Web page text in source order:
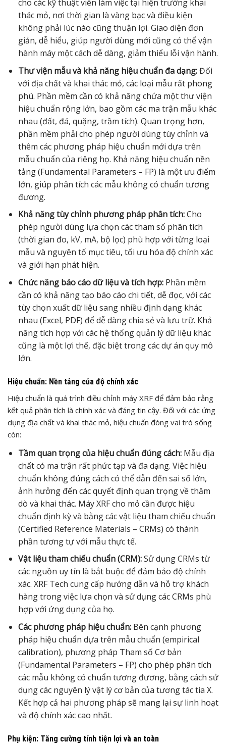
cho các kỹ thuật viên làm việc tại hiện trường khai
thác mỏ, nơi thời gian là vàng bạc và điều kiện
không phải lúc nào cũng thuận lợi. Giao diện đơn
giản, dễ hiểu, giúp người dùng mới cũng có thể vận
hành máy một cách dễ dàng, giảm thiểu lỗi vận hành.
Thư viện mẫu và khả năng hiệu chuẩn đa dạng:Đối
với địa chất và khai thác mỏ, các loại mẫu rất phong
phú. Phần mềm cần có khả năng chứa một thư viện
hiệu chuẩn rộng lớn, bao gồm các ma trận mẫu khác
nhau (đất, đá, quặng, trầm tích). Quan trọng hơn,
phần mềm phải cho phép người dùng tùy chỉnh và
thêm các phương pháp hiệu chuẩn mới dựa trên
mẫu chuẩn của riêng họ. Khả năng hiệu chuẩn nền
tảng (Fundamental Parameters – FP) là một ưu điểm
lớn, giúp phân tích các mẫu không có chuẩn tương
đương.
Khả năng tùy chỉnh phương pháp phân tích:Cho
phép người dùng lựa chọn các tham số phân tích
(thời gian đo, kV, mA, bộ lọc) phù hợp với từng loại
mẫu và nguyên tố mục tiêu, tối ưu hóa độ chính xác
và giới hạn phát hiện.
Chức năng báo cáo dữ liệu và tích hợp:Phần mềm
cần có khả năng tạo báo cáo chi tiết, dễ đọc, với các
tùy chọn xuất dữ liệu sang nhiều định dạng khác
nhau (Excel, PDF) để dễ dàng chia sẻ và lưu trữ. Khả
năng tích hợp với các hệ thống quản lý dữ liệu khác
cũng là một lợi thế, đặc biệt trong các dự án quy mô
lớn.
Hiệu chuẩn: Nền tảng của độ chính xác
Hiệu chuẩn là quá trình điều chỉnh máy XRF để đảm bảo rằng
kết quả phân tích là chính xác và đáng tin cậy. Đối với các ứng
dụng địa chất và khai thác mỏ, hiệu chuẩn đóng vai trò sống
còn:
Tầm quan trọng của hiệu chuẩn đúng cách:Mẫu địa
chất có ma trận rất phức tạp và đa dạng. Việc hiệu
chuẩn không đúng cách có thể dẫn đến sai số lớn,
ảnh hưởng đến các quyết định quan trọng về thăm
dò và khai thác. Máy XRF cho mỏ cần được hiệu
chuẩn định kỳ và bằng các vật liệu tham chiếu chuẩn
(Certified Reference Materials – CRMs) có thành
phần tương tự với mẫu thực tế.
Vật liệu tham chiếu chuẩn (CRM):Sử dụng CRMs từ
các nguồn uy tín là bắt buộc để đảm bảo độ chính
xác. XRF Tech cung cấp hướng dẫn và hỗ trợ khách
hàng trong việc lựa chọn và sử dụng các CRMs phù
hợp với ứng dụng của họ.
Các phương pháp hiệu chuẩn:Bên cạnh phương
pháp hiệu chuẩn dựa trên mẫu chuẩn (empirical
calibration), phương pháp Tham số Cơ bản
(Fundamental Parameters – FP) cho phép phân tích
các mẫu không có chuẩn tương đương, bằng cách sử
dụng các nguyên lý vật lý cơ bản của tương tác tia X.
Kết hợp cả hai phương pháp sẽ mang lại sự linh hoạt
và độ chính xác cao nhất.
Phụ kiện: Tăng cường tính tiện lợi và an toàn